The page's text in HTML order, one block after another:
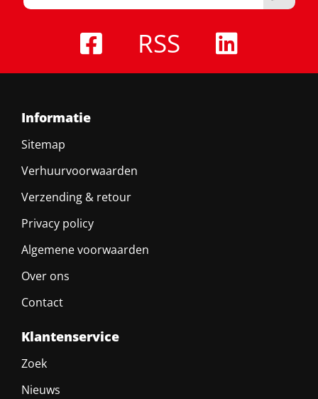
RSS
Informatie
Sitemap
Verhuurvoorwaarden
Verzending & retour
Privacy policy
Algemene voorwaarden
Over ons
Contact
Klantenservice
Zoek
Nieuws